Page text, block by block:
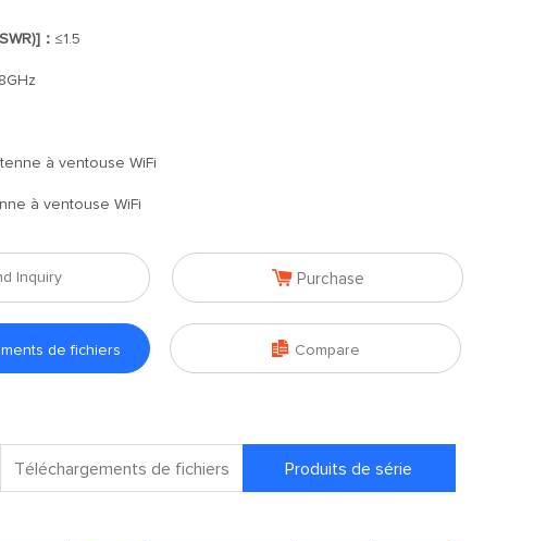
： ≤1.5
à ventouse WiFi
à ventouse WiFi
Inquiry  Purchase
de fichiers  Compare
Téléchargements de fichiers Produits de série